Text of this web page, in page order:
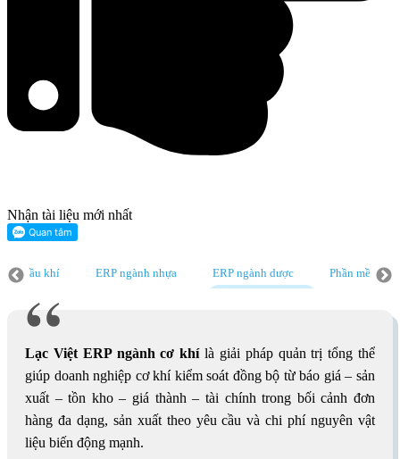
Nhận tài liệu mới nhất
dầu khí ERP ngành nhựa ERP ngành dược
Phần mềm
Lạc Việt ERP ngành cơ khílà giải pháp quản trị tổng thể
giúp doanh nghiệp cơ khí kiểm soát đồng bộ từ báo giá – sản
xuất – tồn kho – giá thành – tài chính trong bối cảnh đơn
hàng đa dạng, sản xuất theo yêu cầu và chi phí nguyên vật
liệu biến động mạnh.